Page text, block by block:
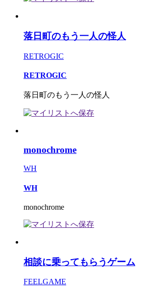
落日町のもう一人の怪人
RETROGIC
RETROGIC
落日町のもう一人の怪人
monochrome
WH
WH
monochrome
相談に乗ってもらうゲーム
FEELGAME